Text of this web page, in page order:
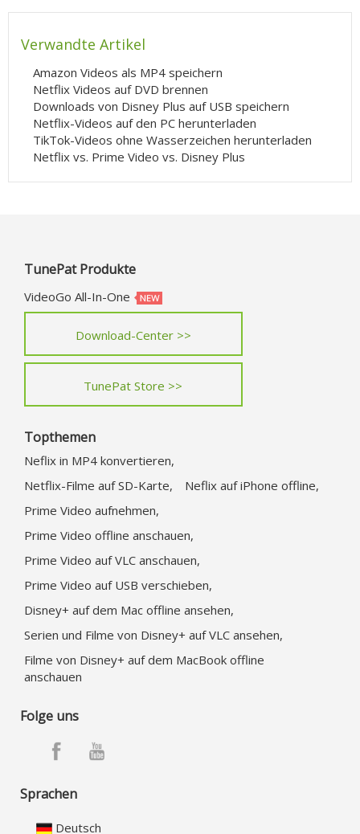
Verwandte Artikel
Amazon Videos als MP4 speichern
Netflix Videos auf DVD brennen
Downloads von Disney Plus auf USB speichern
Netflix-Videos auf den PC herunterladen
TikTok-Videos ohne Wasserzeichen herunterladen
Netflix vs. Prime Video vs. Disney Plus
TunePat Produkte
VideoGo All-In-One
Download-Center >>
TunePat Store >>
Topthemen
Neflix in MP4 konvertieren,
Netflix-Filme auf SD-Karte,
Neflix auf iPhone offline,
Prime Video aufnehmen,
Prime Video offline anschauen,
Prime Video auf VLC anschauen,
Prime Video auf USB verschieben,
Disney+ auf dem Mac offline ansehen,
Serien und Filme von Disney+ auf VLC ansehen,
Filme von Disney+ auf dem MacBook offline
anschauen
Folge uns
Sprachen
Deutsch